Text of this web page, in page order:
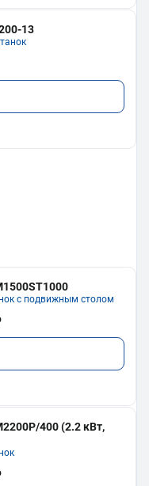
13
с подвижным столом
400 (2.2 кВт,